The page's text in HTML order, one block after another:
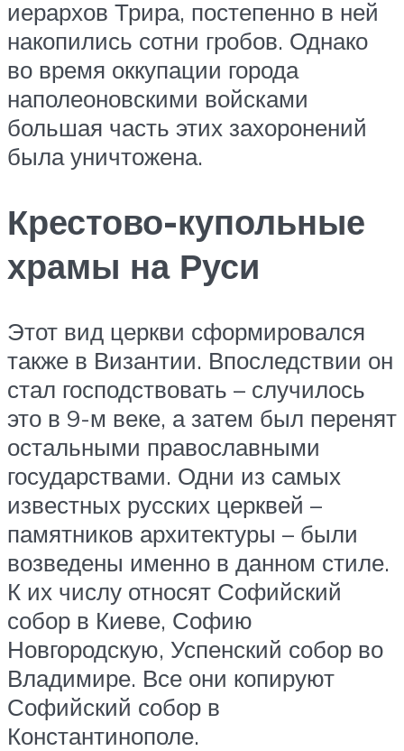
иерархов Трира, постепенно в ней
накопились сотни гробов. Однако
во время оккупации города
наполеоновскими войсками
большая часть этих захоронений
была уничтожена.
Крестово-купольные
храмы на Руси
Этот вид церкви сформировался
также в Византии. Впоследствии он
стал господствовать – случилось
это в 9-м веке, а затем был перенят
остальными православными
государствами. Одни из самых
известных русских церквей –
памятников архитектуры – были
возведены именно в данном стиле.
К их числу относят Софийский
собор в Киеве, Софию
Новгородскую, Успенский собор во
Владимире. Все они копируют
Софийский собор в
Константинополе.